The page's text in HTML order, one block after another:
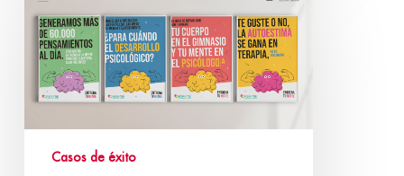
Casos de éxito